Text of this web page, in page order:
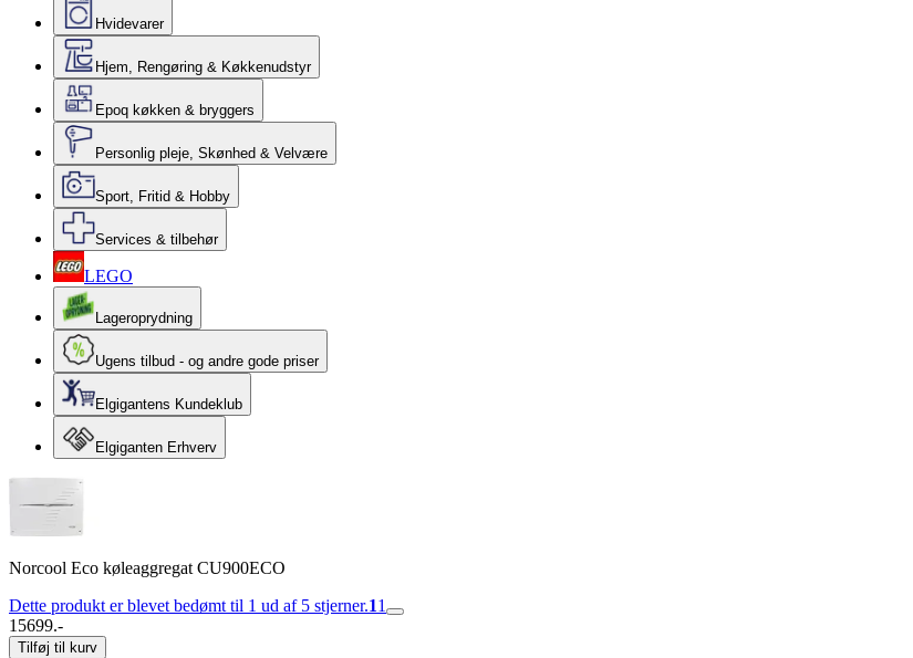
Hvidevarer
Hjem, Rengøring & Køkkenudstyr
Epoq køkken & bryggers
Personlig pleje, Skønhed & Velvære
Sport, Fritid & Hobby
Services & tilbehør
LEGO
Lageroprydning
Ugens tilbud - og andre gode priser
Elgigantens Kundeklub
Elgiganten Erhverv
Norcool Eco køleaggregat CU900ECO
Dette produkt er blevet bedømt til 1 ud af 5 stjerner.11
15699.-
Tilføj til kurv